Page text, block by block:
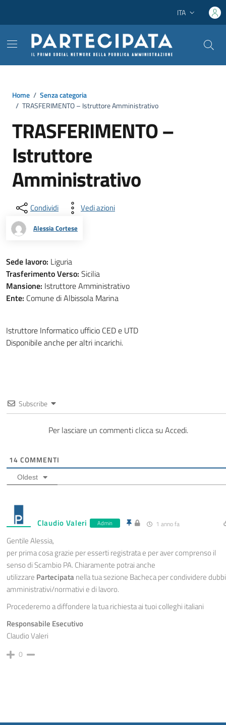
Lingua attiva:
ITA
Home / Senza categoria
/ TRASFERIMENTO – Istruttore Amministrativo
TRASFERIMENTO –
Istruttore
Amministrativo
Condividi Vedi azioni
Alessia Cortese
Sede lavoro: Liguria
Trasferimento Verso: Sicilia
Mansione: Istruttore Amministrativo
Ente: Comune di Albissola Marina
Istruttore Informatico ufficio CED e UTD
Disponibile anche per altri incarichi.
Subscribe
Per lasciare un commenti clicca su Accedi.
14 COMMENTI
Oldest
Claudio Valeri Admin 1 anno fa
Gentile Alessia,
per prima cosa grazie per esserti registrata e per aver comprenso il
senso di Scambio PA. Chiaramente potrai anche
utilizzare Partecipatanella tua sezione Bacheca per condividere dubbi
amministrativi/normativi e di lavoro.
Procederemo a diffondere la tua richiesta ai tuoi colleghi italiani
Responsabile Esecutivo
Claudio Valeri
0